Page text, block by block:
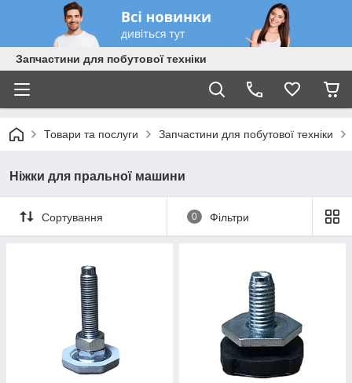
Запчастини для побутової техніки
Товари та послуги Запчастини для побутової техніки
Ніжки для пральної машини
Сортування 0 Фільтри